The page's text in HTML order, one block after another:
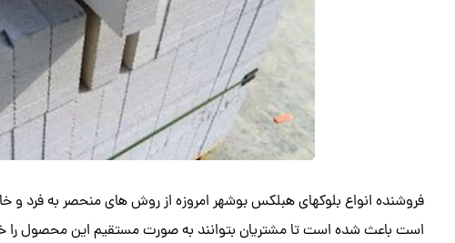
فروشنده انواع بلوکهای هبلکس بوشهر امروزه از روش های منحصر به
است باعث شده است تا مشتریان بتوانند به صورت مستقیم این محصول را